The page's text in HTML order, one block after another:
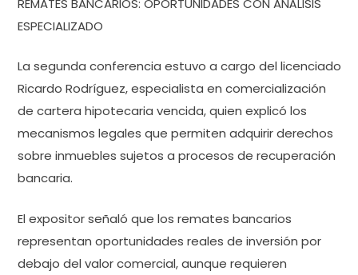
ESPECIALIZADO
La segunda conferencia estuvo a cargo del licenciado
Ricardo Rodríguez, especialista en comercialización
de cartera hipotecaria vencida, quien explicó los
mecanismos legales que permiten adquirir derechos
sobre inmuebles sujetos a procesos de recuperación
bancaria.
El expositor señaló que los remates bancarios
representan oportunidades reales de inversión por
debajo del valor comercial, aunque requieren